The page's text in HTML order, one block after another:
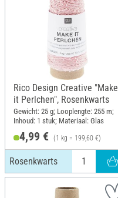
Rico Design Creative "Make
it Perlchen", Rosenkwarts
Gewicht: 25 g; Looplengte: 255 m;
Inhoud: 1 stuk; Materiaal: Glas
4,99 € (1 kg = 199,60 €)
Rosenkwarts